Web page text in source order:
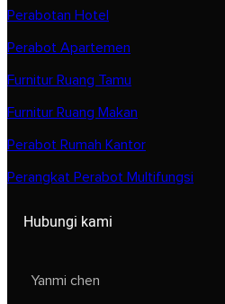
Perabotan Hotel
Perabot Apartemen
Furnitur Ruang Tamu
Furnitur Ruang Makan
Perabot Rumah Kantor
Perangkat Perabot Multifungsi
Hubungi kami
Yanmi chen